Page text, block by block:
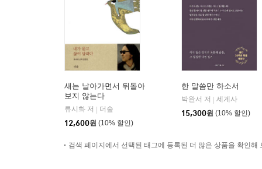
새는 날아가면서 뒤돌아
보지 않는다
류시화 저
더숲
12,600원 (10% 할인)
한 말씀만 하소서
박완서 저
세계사
15,300원 (10% 할인)
검색 페이지에서 선택된 태그에 등록된 더 많은 상품을 확인해